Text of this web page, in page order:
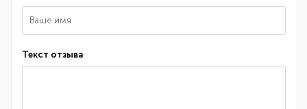
Текст отзыва